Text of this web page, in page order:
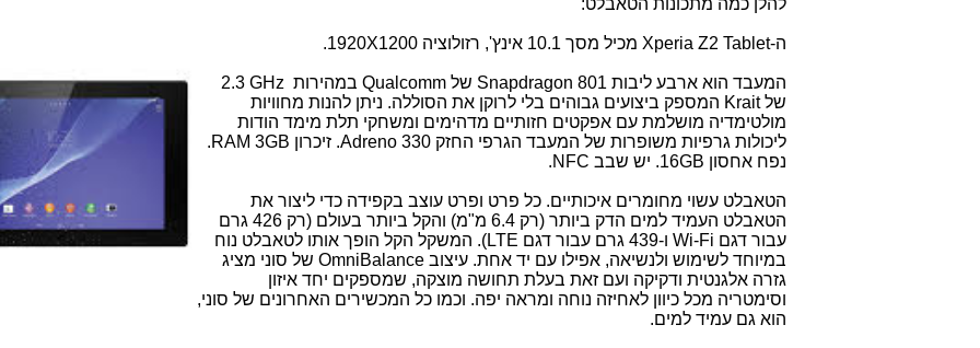
להלן כמה מתכונות הטאבלט:
ה-Xperia Z2 Tablet מכיל מסך 10.1 אינץ', רזולוציה 1920X1200.
המעבד הוא ארבע ליבות Snapdragon 801 שלQualcomm במהירות 2.3 GHz
שלKrait המספק ביצועים גבוהים בלי לרוקן את הסוללה. ניתן להנות מחוויות
מולטימדיה מושלמת עם אפקטים חזותיים מדהימים ומשחקי תלת מימד הודות
ליכולות גרפיות משופרות של המעבד הגרפי החזק Adreno 330
. זיכרון RAM 3GB.
נפח אחסון 16GB. יש שבב NFC.
הטאבלט עשוי מחומרים איכותיים. כל פרט ופרט עוצב בקפידה כדי ליצור את
הטאבלט העמיד למים הדק ביותר (רק 6.4 מ"מ) והקל ביותר בעולם (רק 426 גרם
עבור דגם Wi-Fi ו-439 גרם עבור דגם LTE). המשקל הקל הופך אותו לטאבלט נוח
במיוחד לשימוש ולנשיאה, אפילו עם יד אחת. עיצובOmniBalance של סוני מציג
גזרה אלגנטית ודקיקה ועם זאת בעלת תחושה מוצקה, שמספקים יחד איזון
וסימטריה מכל כיוון לאחיזה נוחה ומראה יפה. וכמו כל המכשירים האחרונים של סוני,
הוא גם עמיד למים.